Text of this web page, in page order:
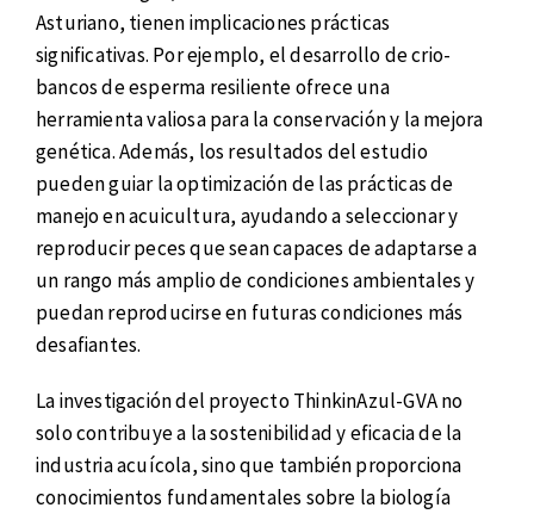
Asturiano, tienen implicaciones prácticas
significativas. Por ejemplo, el desarrollo de crio-
bancos de esperma resiliente ofrece una
herramienta valiosa para la conservación y la mejora
genética. Además, los resultados del estudio
pueden guiar la optimización de las prácticas de
manejo en acuicultura, ayudando a seleccionar y
reproducir peces que sean capaces de adaptarse a
un rango más amplio de condiciones ambientales y
puedan reproducirse en futuras condiciones más
desafiantes.
La investigación del proyecto ThinkinAzul-GVA no
solo contribuye a la sostenibilidad y eficacia de la
industria acuícola, sino que también proporciona
conocimientos fundamentales sobre la biología